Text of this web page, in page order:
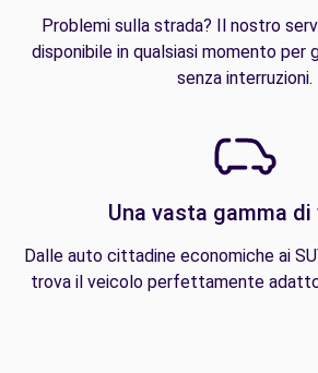
Problemi sulla strada? Il nostro
disponibile in qualsiasi momento per
senza interruzioni.
Una vasta gamma
Dalle auto cittadine economiche ai
trova il veicolo perfettamente